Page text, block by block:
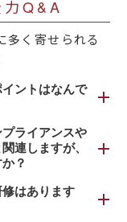
Q&A
多く寄せられる
ントはなんで
とにとどまら
的な行動レ
ただくこと
ライアンスや
連しますが、
？
「コンプラ
も、いずれ
修はあります